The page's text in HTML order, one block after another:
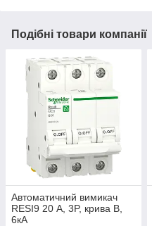
Подібні товари компанії
Автоматичний вимикач
RESI9 20 А, 3P, крива В,
6кА